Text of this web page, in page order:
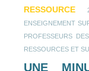
RESSOURCE
ENSEIGNEMENT
PROFESSEURS
RESSOURCES ET
UNE